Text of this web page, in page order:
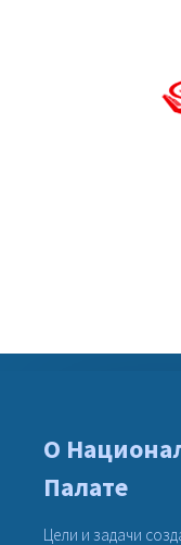
О
Палате
Цели и задачи